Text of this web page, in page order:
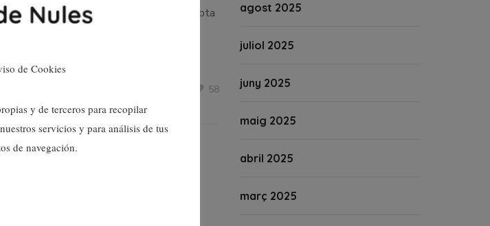
aquesta festa que actualment compta
58
agost 2025
juliol 2025
juny 2025
maig 2025
abril 2025
març 2025
de Cookies
y de terceros para recopilar
servicios y para análisis de tus
de navegación.